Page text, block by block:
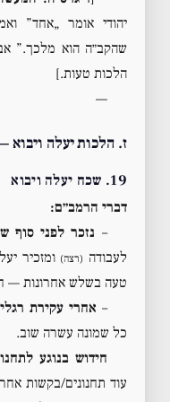
יהודי אומר „אחד”
שהקב״ה הוא מלכך.”
הלכות טעות.]
—
ז. הלכות יעלה
19. שכח יעלה ויבוא
דברי הרמב״ם:
– נזכר לפני
לעבודה (רצה) ומזכיר
טעה בשלש אחרונות —
– אחרי עקירת
כל שמונה עשרה שוב.
חידוש בנוגע
עוד תחנונים/בקשות